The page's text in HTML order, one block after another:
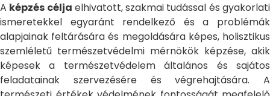
A képzés célja elhivatott, szakmai tudással és gyakorlati
ismeretekkel egyaránt rendelkező és a problémák
alapjainak feltárására és megoldására képes, holisztikus
szemléletű természetvédelmi mérnökök képzése, akik
képesek a természetvédelem általános és sajátos
feladatainak szervezésére és végrehajtására. A